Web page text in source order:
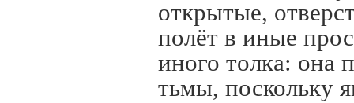
открытые,
полёт в иные
иного толка: она
тьмы, поскольку